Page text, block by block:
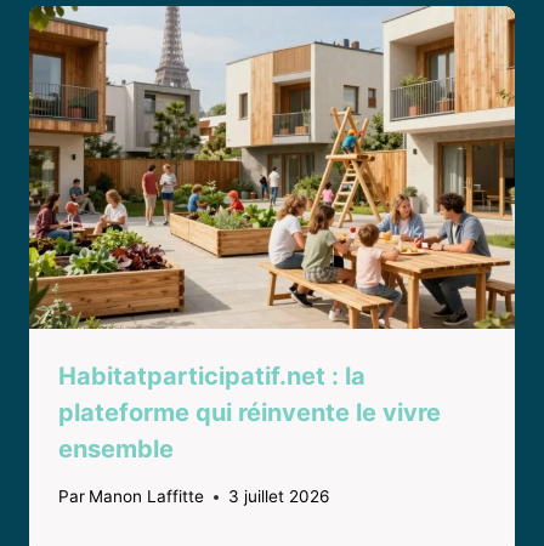
Habitatparticipatif.net : la
plateforme qui réinvente le vivre
ensemble
Par Manon Laffitte 3 juillet 2026